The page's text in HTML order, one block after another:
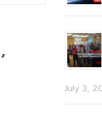
July 3,